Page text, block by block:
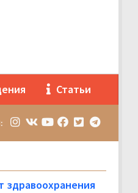
Статьи
здравоохранения